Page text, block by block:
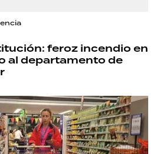
feroz incendio en
al departamento de